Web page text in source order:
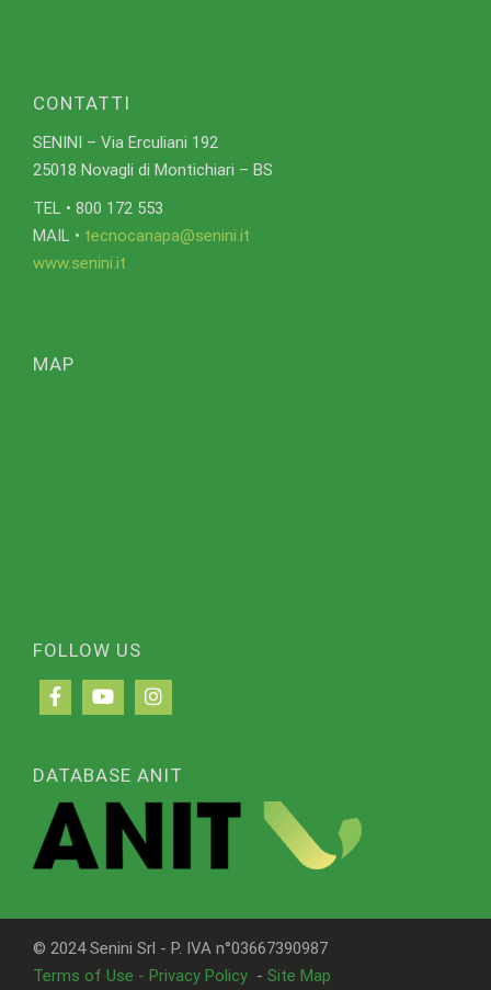
CONTATTI
SENINI – Via Erculiani 192
25018 Novagli di Montichiari – BS
TEL • 800 172 553
MAIL • tecnocanapa@senini.it
www.senini.it
MAP
FOLLOW US
DATABASE ANIT
© 2024 Senini Srl - P. IVA n°03667390987
Terms of Use - Privacy Policy - Site Map